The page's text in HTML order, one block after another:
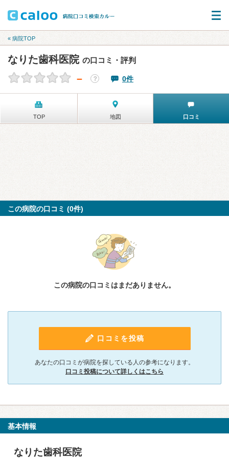
« 病院TOP
なりた歯科医院 の口コミ・評判
－ ？ 0件
TOP 地図 口コミ
この病院の口コミ (0件)
この病院の口コミはまだありません。
口コミを投稿
あなたの口コミが病院を探している人の参考になります。
口コミ投稿について詳しくはこちら
基本情報
なりた歯科医院